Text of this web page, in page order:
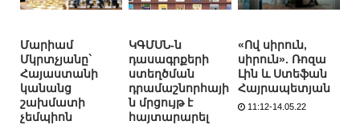
Մարիամ
Մկրտչյանը`
Հայաստանի
կանանց
շախմատի
չեմպիոն
ԿԳՄՍՆ-ն
դասագրքերի
ստեղծման
դրամաշնորհայի
ն մրցույթ է
հայտարարել
«Ով սիրուն,
սիրուն». Ռոզա
Լին և Ստեֆան
Հայրապետյան
11:12-14.05.22